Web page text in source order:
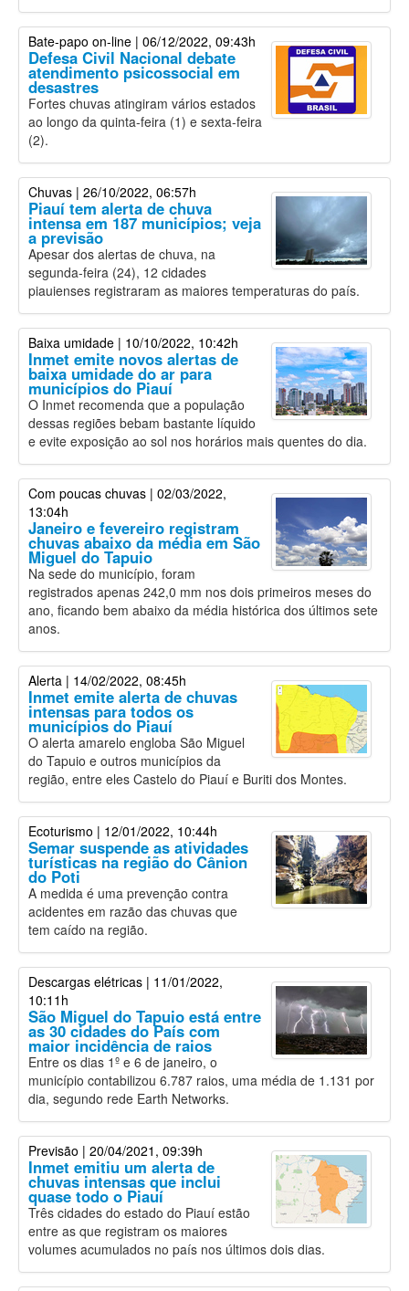
Bate-papo on-line | 06/12/2022, 09:43h
Defesa Civil Nacional debate
atendimento psicossocial em
desastres
Fortes chuvas atingiram vários estados
ao longo da quinta-feira (1) e sexta-feira
(2).
Chuvas | 26/10/2022, 06:57h
Piauí tem alerta de chuva
intensa em 187 municípios; veja
a previsão
Apesar dos alertas de chuva, na
segunda-feira (24), 12 cidades
piauienses registraram as maiores temperaturas do país.
Baixa umidade | 10/10/2022, 10:42h
Inmet emite novos alertas de
baixa umidade do ar para
municípios do Piauí
O Inmet recomenda que a população
dessas regiões bebam bastante líquido
e evite exposição ao sol nos horários mais quentes do dia.
Com poucas chuvas | 02/03/2022,
13:04h
Janeiro e fevereiro registram
chuvas abaixo da média em São
Miguel do Tapuio
Na sede do município, foram
registrados apenas 242,0 mm nos dois primeiros meses do
ano, ficando bem abaixo da média histórica dos últimos sete
anos.
Alerta | 14/02/2022, 08:45h
Inmet emite alerta de chuvas
intensas para todos os
municípios do Piauí
O alerta amarelo engloba São Miguel
do Tapuio e outros municípios da
região, entre eles Castelo do Piauí e Buriti dos Montes.
Ecoturismo | 12/01/2022, 10:44h
Semar suspende as atividades
turísticas na região do Cânion
do Poti
A medida é uma prevenção contra
acidentes em razão das chuvas que
tem caído na região.
Descargas elétricas | 11/01/2022,
10:11h
São Miguel do Tapuio está entre
as 30 cidades do País com
maior incidência de raios
Entre os dias 1º e 6 de janeiro, o
município contabilizou 6.787 raios, uma média de 1.131 por
dia, segundo rede Earth Networks.
Previsão | 20/04/2021, 09:39h
Inmet emitiu um alerta de
chuvas intensas que inclui
quase todo o Piauí
Três cidades do estado do Piauí estão
entre as que registram os maiores
volumes acumulados no país nos últimos dois dias.